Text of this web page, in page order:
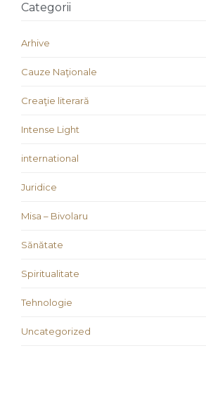
Categorii
Arhive
Cauze Naţionale
Creaţie literară
Intense Light
international
Juridice
Misa – Bivolaru
Sănătate
Spiritualitate
Tehnologie
Uncategorized